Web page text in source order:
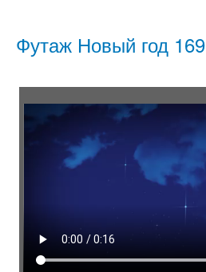
Футаж Новый год 169